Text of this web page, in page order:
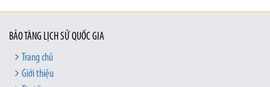
BẢO TÀNG LỊCH SỬ QUỐC GIA
Trang chủ
Giới thiệu